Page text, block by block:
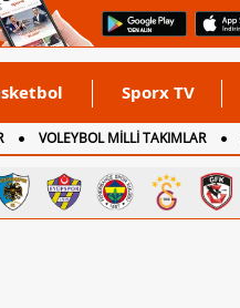
Sporx TV
VOLEYBOL MİLLİ TAKIMLAR